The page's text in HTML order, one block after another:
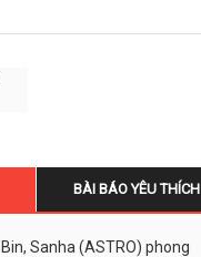
BÀI BÁO YÊU THÍCH
Sanha (ASTRO) phong